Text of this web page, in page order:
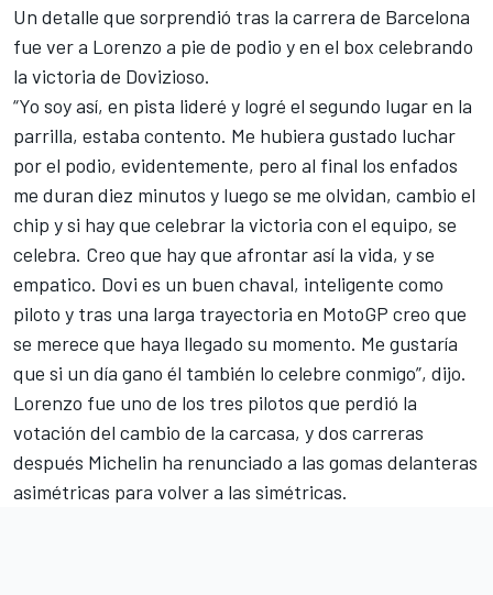
Un detalle que sorprendió tras la carrera de Barcelona
fue ver a Lorenzo a pie de podio y en el box celebrando
la victoria de Dovizioso.
“Yo soy así, en pista lideré y logré el segundo lugar en la
parrilla, estaba contento. Me hubiera gustado luchar
por el podio, evidentemente, pero al final los enfados
me duran diez minutos y luego se me olvidan, cambio el
chip y si hay que celebrar la victoria con el equipo, se
celebra. Creo que hay que afrontar así la vida, y se
empatico. Dovi es un buen chaval, inteligente como
piloto y tras una larga trayectoria en MotoGP creo que
se merece que haya llegado su momento. Me gustaría
que si un día gano él también lo celebre conmigo”, dijo.
Lorenzo fue uno de los tres pilotos que perdió la
votación del cambio de la carcasa, y dos carreras
después Michelin ha renunciado a las gomas delanteras
asimétricas para volver a las simétricas.